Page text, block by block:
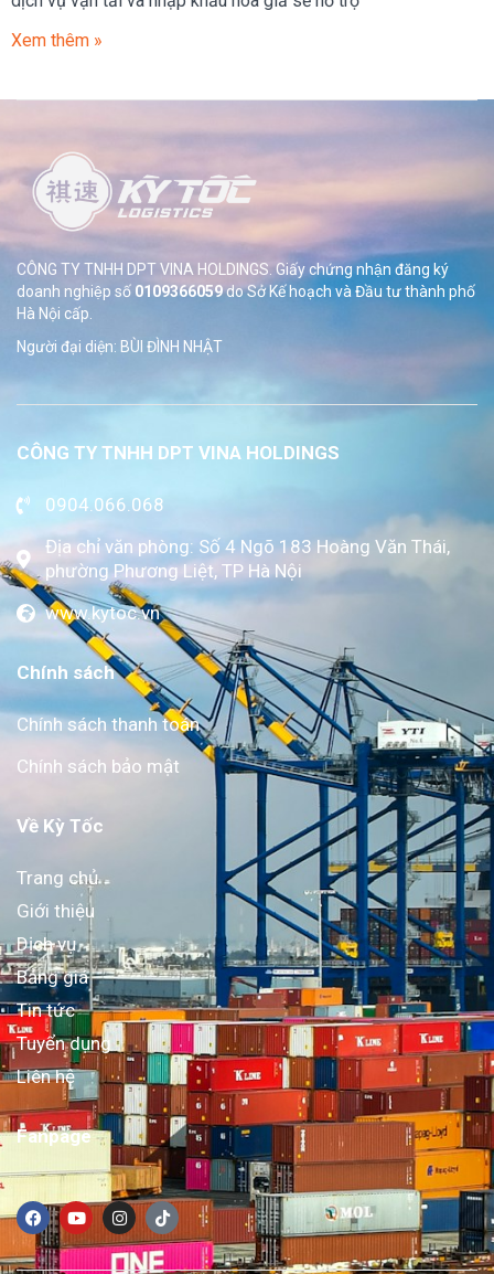
Xem thêm »
CÔNG TY TNHH DPT VINA HOLDINGS. Giấy chứng nhận đăng ký
doanh nghiệp số 0109366059do SởKế hoạch và Đầu tư thành phố
Hà Nội cấp.
Người đại diện: BÙI ĐÌNH NHẬT
CÔNG TY TNHH DPT VINA HOLDINGS
0904.066.068
Địa chỉ văn phòng: Số 4 Ngõ 183 Hoàng Văn Thái,
phường Phương Liệt, TP Hà Nội
www.kytoc.vn
Chính sách
Chính sách thanh toán
Chính sách bảo mật
Về Kỳ Tốc
Trang chủ
Giới thiệu
Dịch vụ
Bảng giá
Tin tức
Tuyển dụng
Liên hệ
Fanpage